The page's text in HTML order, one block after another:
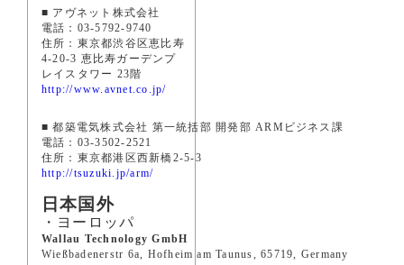
■ アヴネット株式会社
電話：03-5792-9740
住所：東京都渋谷区恵比寿
4-20-3 恵比寿ガーデンプ
レイスタワー 23階
http://www.avnet.co.jp/
■ 都築電気株式会社 第一統括部 開発部 ARMビジネス課
電話：03-3502-2521
住所：東京都港区西新橋2-5-3
http://tsuzuki.jp/arm/
日本国外
・ヨーロッパ
Wallau Technology GmbH
Wießbadenerstr 6a, Hofheim am Taunus, 65719, Germany